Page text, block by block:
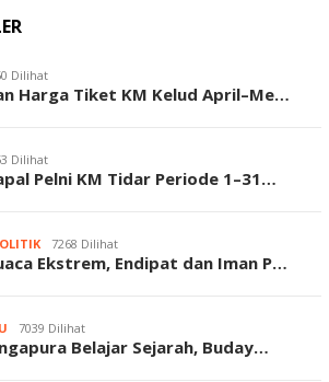
Dilihat
Harga Tiket KM Kelud April–Me…
Dilihat
Pelni KM Tidar Periode 1–31…
7268 Dilihat
Ekstrem, Endipat dan Iman P…
7039 Dilihat
Belajar Sejarah, Buday…